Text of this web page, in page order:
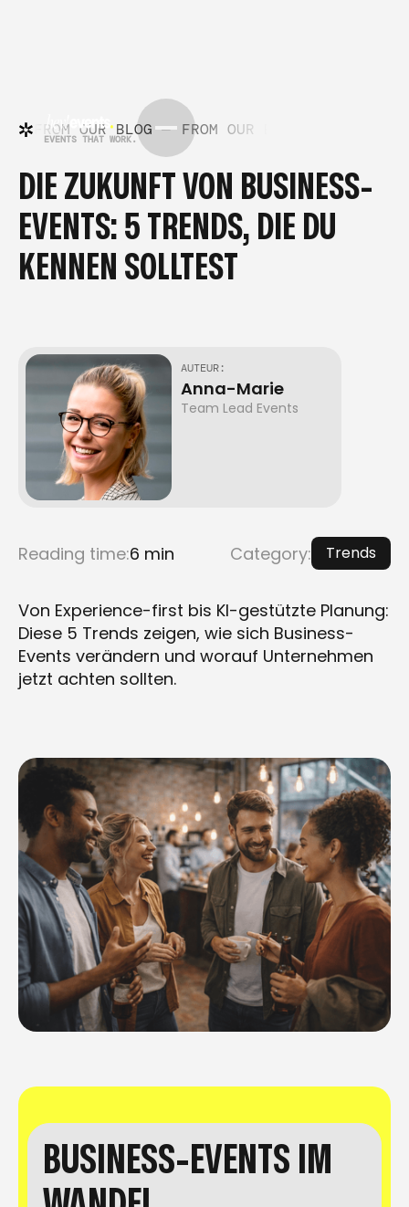
EVENTS THAT WORK.
— FROM OUR BLOG — FROM OUR BLOG —
DIE ZUKUNFT VON BUSINESS-
EVENTS: 5 TRENDS, DIE DU
KENNEN SOLLTEST
AUTEUR:
Anna-Marie
Team Lead Events
Reading time:6 min Category: Trends
Von Experience-first bis KI-gestützte Planung:
Diese 5 Trends zeigen, wie sich Business-
Events verändern und worauf Unternehmen
jetzt achten sollten.
BUSINESS-EVENTS IM